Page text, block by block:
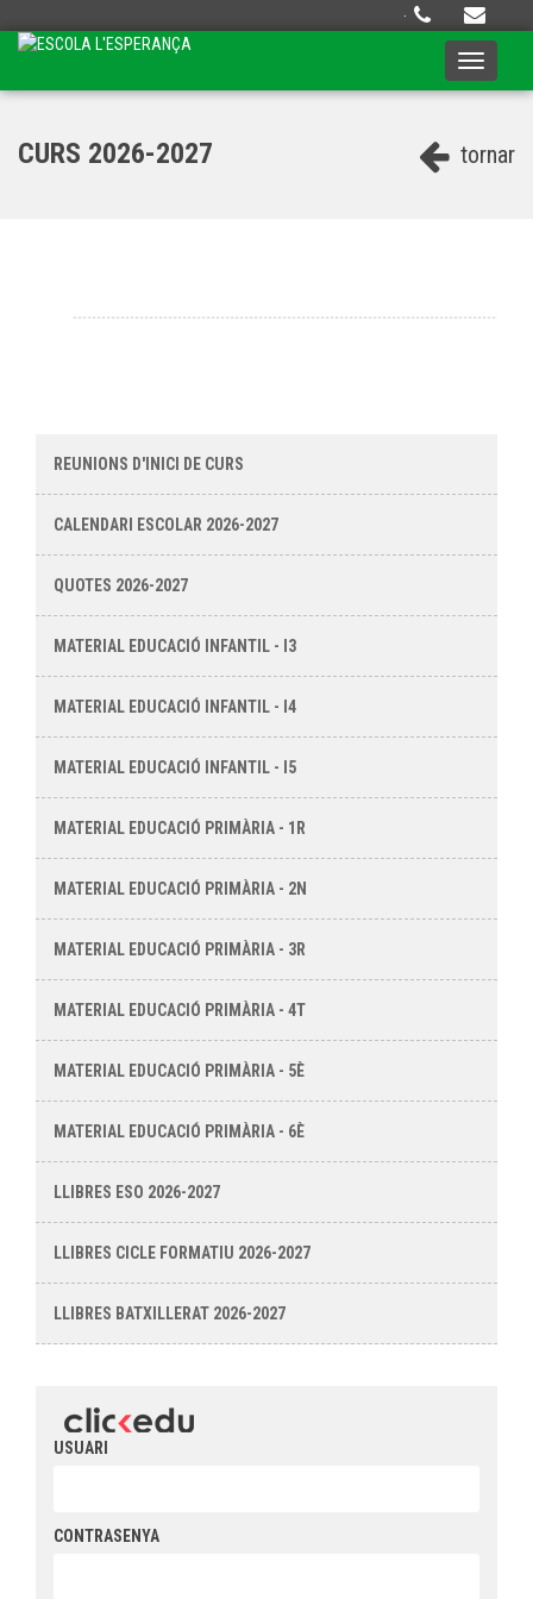
·
Toggle
tornar
CURS 2026-2027
REUNIONS D'INICI DE CURS
CALENDARI ESCOLAR 2026-2027
QUOTES 2026-2027
MATERIAL EDUCACIÓ INFANTIL - I3
MATERIAL EDUCACIÓ INFANTIL - I4
MATERIAL EDUCACIÓ INFANTIL - I5
MATERIAL EDUCACIÓ PRIMÀRIA - 1R
MATERIAL EDUCACIÓ PRIMÀRIA - 2N
MATERIAL EDUCACIÓ PRIMÀRIA - 3R
MATERIAL EDUCACIÓ PRIMÀRIA - 4T
MATERIAL EDUCACIÓ PRIMÀRIA - 5È
MATERIAL EDUCACIÓ PRIMÀRIA - 6È
LLIBRES ESO 2026-2027
LLIBRES CICLE FORMATIU 2026-2027
LLIBRES BATXILLERAT 2026-2027
USUARI
CONTRASENYA